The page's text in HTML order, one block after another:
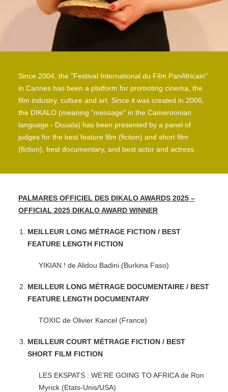
Since 2004, the "Festival International du Film PanAfricain"
in Cannes has been a platform for promoting cinema, the
film industry, culture and art. Since it was created in 2006,
the DIKALO (meaning "message" in the Cameroonian
language - Douala) has been presented by a panel of
judges for the best feature film (fiction) and short film
(fiction), best documentary, and best actor and actress.
PALMARES OFFICIEL DES DIKALO AWARDS 2025 –
OFFICIAL 2025 DIKALO AWARD WINNER
MEILLEUR LONG MÉTRAGE FICTION / BEST
FEATURE LENGTH FICTION
YIKIAN ! de Alidou Badini (Burkina Faso)
MEILLEUR LONG MÉTRAGE DOCUMENTAIRE / BEST
FEATURE LENGTH DOCUMENTARY
TOXIC de Olivier Kancel (France)
MEILLEUR COURT MÉTRAGE FICTION / BEST
SHORT FILM FICTION
LES EKSPATS : WE’RE GOING TO AFRICA de Ron
Myrick (Etats-Unis/USA)